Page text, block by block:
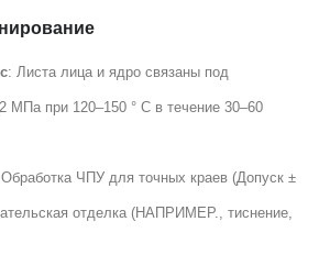
: Листа лица и ядро ​​связаны под
МПа при 120–150 ° C в течение 30–60
ЧПУ для точных краев (Допуск ±
отделка (НАПРИМЕР., тиснение,